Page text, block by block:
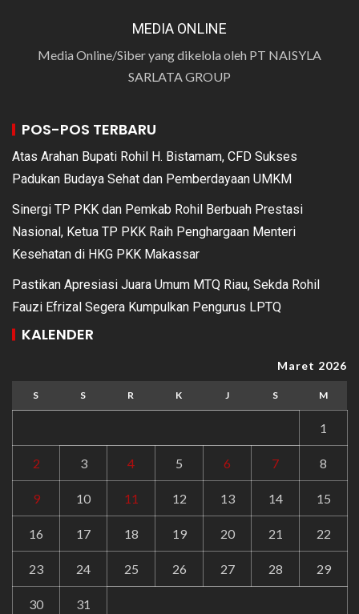
MEDIA ONLINE
Media Online/Siber yang dikelola oleh PT NAISYLA
SARLATA GROUP
POS-POS TERBARU
Atas Arahan Bupati Rohil H. Bistamam, CFD Sukses
Padukan Budaya Sehat dan Pemberdayaan UMKM
Sinergi TP PKK dan Pemkab Rohil Berbuah Prestasi
Nasional, Ketua TP PKK Raih Penghargaan Menteri
Kesehatan di HKG PKK Makassar
Pastikan Apresiasi Juara Umum MTQ Riau, Sekda Rohil
Fauzi Efrizal Segera Kumpulkan Pengurus LPTQ
KALENDER
Maret 2026
S S R K J S M
1
2 3 4 5 6 7 8
9 10 11 12 13 14 15
16 17 18 19 20 21 22
23 24 25 26 27 28 29
30 31